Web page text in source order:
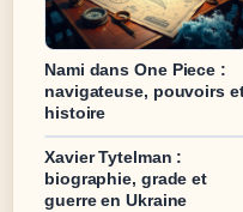
Nami dans One Piece :
navigateuse, pouvoirs
histoire
Xavier Tytelman :
biographie, grade et
guerre en Ukraine